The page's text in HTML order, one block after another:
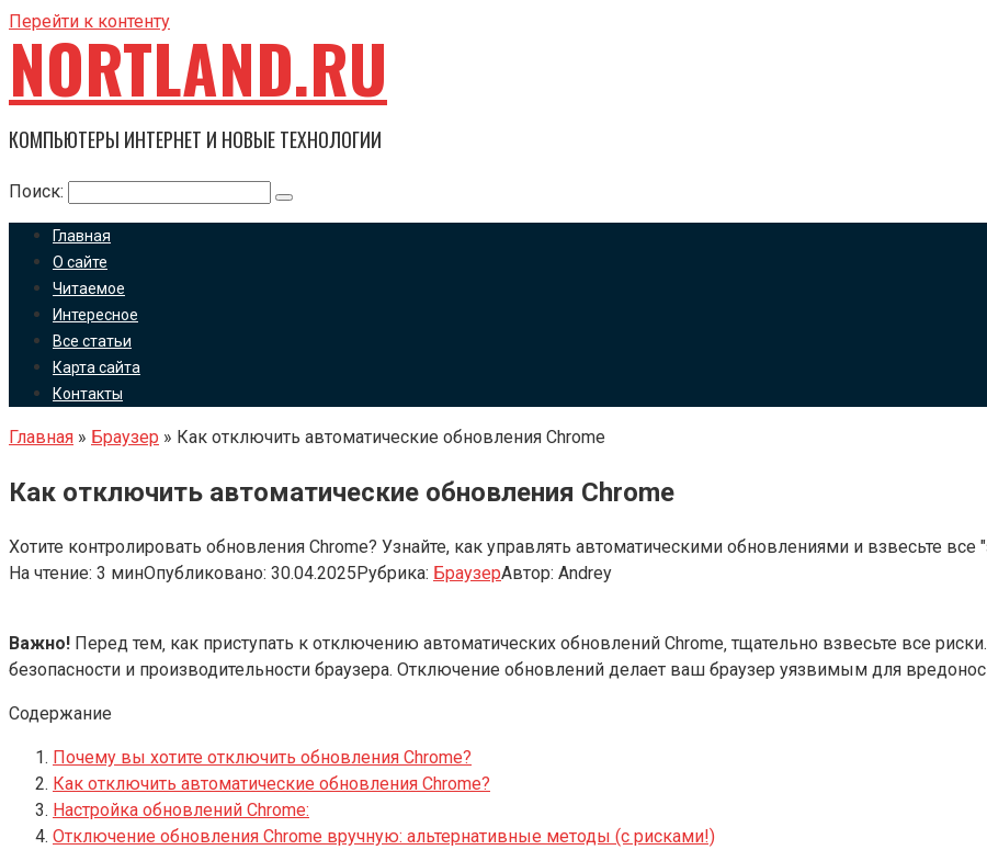
Перейти к контенту
NORTLAND.RU
КОМПЬЮТЕРЫ ИНТЕРНЕТ И НОВЫЕ ТЕХНОЛОГИИ
Поиск:
Главная
О сайте
Читаемое
Интересное
Все статьи
Карта сайта
Контакты
Главная » Браузер » Как отключить автоматические обновления Chrome
Как отключить автоматические обновления Chrome
Хотите контролировать обновления Chrome? Узнайте, как управлять автоматическими обновлениями и взвесьте
На чтение: 3 минОпубликовано: 30.04.2025Рубрика: БраузерАвтор: Andrey
Важно! Перед тем‚ как приступать к отключению автоматических обновлений Chrome‚ тщательно взвесьте все
безопасности и производительности браузера. Отключение обновлений делает ваш браузер уязвимым для
Содержание
Почему вы хотите отключить обновления Chrome?
Как отключить автоматические обновления Chrome?
Настройка обновлений Chrome:
Отключение обновления Chrome вручную: альтернативные методы (с рисками!)